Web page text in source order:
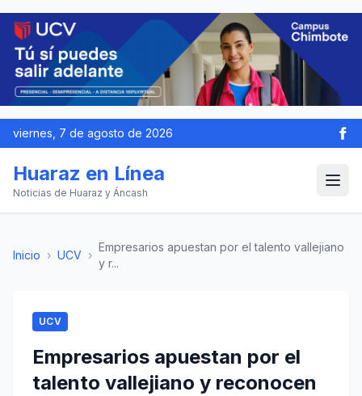
viernes, 7 de agosto de 2026
Huaraz en Línea
Noticias de Huaraz y Áncash
Inicio › UCV ›
Empresarios apuestan por el talento vallejiano
y r...
UCV
Empresarios apuestan por el
talento vallejiano y reconocen